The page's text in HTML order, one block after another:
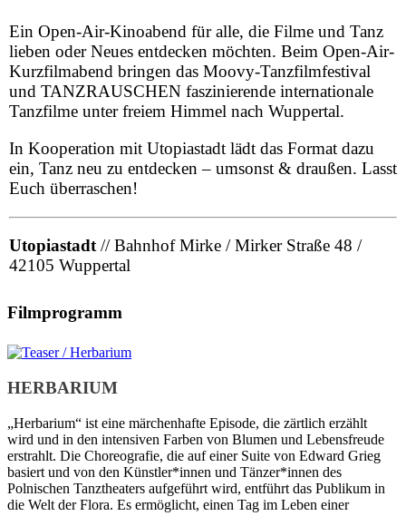
Ein Open-Air-Kinoabend für alle, die Filme und Tanz
lieben oder Neues entdecken möchten. Beim Open-Air-
Kurzfilmabend bringen das Moovy-Tanzfilmfestival
und TANZRAUSCHEN faszinierende internationale
Tanzfilme unter freiem Himmel nach Wuppertal.
In Kooperation mit Utopiastadt lädt das Format dazu
ein, Tanz neu zu entdecken – umsonst & draußen. Lasst
Euch überraschen!
Utopiastadt// Bahnhof Mirke / Mirker Straße 48 /
42105 Wuppertal
Filmprogramm
HERBARIUM
„Herbarium“ ist eine märchenhafte Episode, die zärtlich erzählt
wird und in den intensiven Farben von Blumen und Lebensfreude
erstrahlt. Die Cho­reografie, die auf einer Suite von Ed­ward Grieg
basiert und von den Künstler*innen und Tänzer*innen des
Polnischen Tanztheaters aufgeführt wird, entführt das Publikum in
die Welt der Flora. Es ermöglicht, einen Tag im Leben einer